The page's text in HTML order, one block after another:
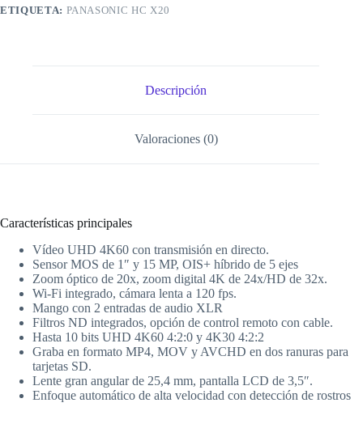
ETIQUETA: PANASONIC HC X20
Descripción
Valoraciones (0)
Características principales
Vídeo UHD 4K60 con transmisión en directo.
Sensor MOS de 1″ y 15 MP, OIS+ híbrido de 5 ejes
Zoom óptico de 20x, zoom digital 4K de 24x/HD de 32x.
Wi-Fi integrado, cámara lenta a 120 fps.
Mango con 2 entradas de audio XLR
Filtros ND integrados, opción de control remoto con cable.
Hasta 10 bits UHD 4K60 4:2:0 y 4K30 4:2:2
Graba en formato MP4, MOV y AVCHD en dos ranuras para
tarjetas SD.
Lente gran angular de 25,4 mm, pantalla LCD de 3,5″.
Enfoque automático de alta velocidad con detección de rostros